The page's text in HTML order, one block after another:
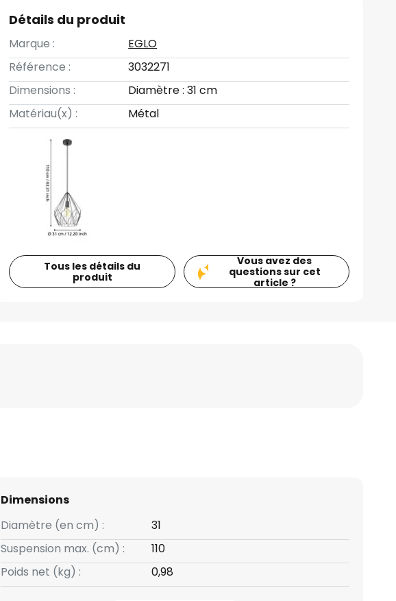
Détails du produit
Marque :
EGLO
Référence :
3032271
Dimensions :
Diamètre : 31 cm
Matériau(x) :
Métal
Tous les détails du
produit
Vous avez des
questions sur cet
article ?
Dimensions
Diamètre (en cm) :
31
Suspension max. (cm) :
110
Poids net (kg) :
0,98